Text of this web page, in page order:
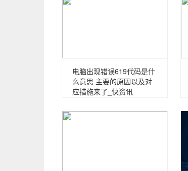
电脑出现错误619代码是什
么意思 主要的原因以及对
应措施来了_快资讯